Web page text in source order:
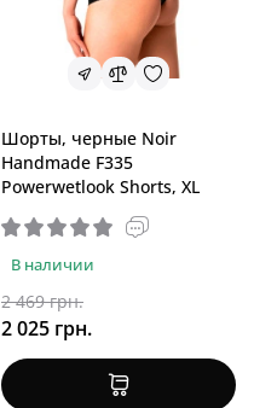
Шорты, черные Noir
Handmade F335
Powerwetlook Shorts, XL
В наличии
2 469 грн.
2 025 грн.